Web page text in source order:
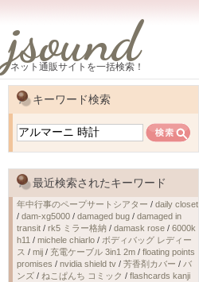
jsound
ネット通販サイトを一括検索！
キーワード検索
最近検索されたキーワード
年中行事のペープサートシアター / daily closet
/ dam-xg5000 / damaged bug / damaged in
transit / rk5 ミラー格納 / damask rose / 6000k
h11 / michele chiarlo / ボディバッグ レディー
ス / mij / 充電ケーブル 3in1 2m / floating points
promises / nvidia shield tv / 芳香剤カバー / バ
ンズ / ねこぱんち コミック / flashcards kanji